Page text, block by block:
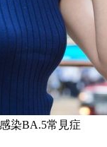
染BA.5常見症